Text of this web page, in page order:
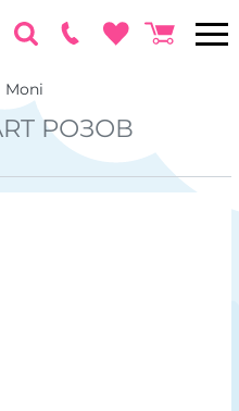
Moni
РОЗОВ